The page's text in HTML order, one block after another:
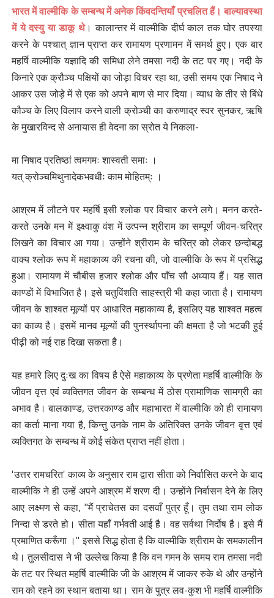
भारत में वाल्मीकि के सम्बन्ध में अनेक किंवदन्तियाँ प्रचलित हैं। बाल्यावस्था
में ये दस्यु या डाकू थे। कालान्तर में वाल्मीकि दीर्घ काल तक घोर तपस्या
करने के पश्चात् ज्ञान प्राप्त कर रामायण प्रणामन में समर्थ हुए। एक बार
महर्षि वाल्मीकि यज्ञादि की समिधा लेने तमसा नदी के तट पर गए। नदी के
किनारे एक क्रौञ्च पक्षियों का जोड़ा विचर रहा था, उसी समय एक निषाद ने
आकर उस जोड़े में से एक को अपने बाण से मार दिया। व्याध के तीर से बिंधे
कौञ्च के लिए विलाप करने वाली क्रोञ्ची का करुणाद्र स्वर सुनकर, ऋषि
के मुखारविन्द से अनायास ही वेदना का स्रोत ये निकला-
मा निषाद प्रतिष्ठां त्वमगमः शास्वती समाः ।
यत् क्रोञ्चमिथुनादेकभवधीः काम मोहितम्ः ।
आश्रम में लौटने पर महर्षि इसी श्लोक पर विचार करने लगे। मनन करते-
करते उनके मन में इक्ष्वाकु वंश में उत्पन्न श्रीराम का सम्पूर्ण जीवन-चरित्र
लिखने का विचार आ गया। उन्होंने श्रीराम के चरित्र को लेकर छन्दोबद्ध
वाक्य श्लोक रूप में महाकाव्य की रचना की, जो वाल्मीकि के रूप में प्रसिद्ध
हुआ। रामायण में चौबीस हजार श्लोक और पाँच सौ अध्याय हैं। यह सात
काण्डों में विभाजित है। इसे चतुविंशति साहस्त्री भी कहा जाता है। रामायण
जीवन के शाश्वत मूल्यों पर आधारित महाकाव्य है, इसलिए यह शाश्वत महत्व
का काव्य है। इसमें मानव मूल्यों की पुनर्स्थापना की क्षमता है जो भटकी हुई
पीढ़ी को नई राह दिखा सकता है।
यह हमारे लिए दुःख का विषय है ऐसे महाकाव्य के प्रणेता महर्षि वाल्मीकि के
जीवन वृत्त एवं व्यक्तिगत जीवन के सम्बन्ध में ठोस प्रामाणिक सामग्री का
अभाव है। बालकाण्ड, उत्तरकाण्ड और महाभारत में वाल्मीकि को ही रामायण
का कर्ता माना गया है, किन्तु उनके नाम के अतिरिक्त उनके जीवन वृत्त एवं
व्यक्तिगत के सम्बन्ध में कोई संकेत प्राप्त नहीं होता।
'उत्तर रामचरित' काव्य के अनुसार राम द्वारा सीता को निर्वासित करने के बाद
वाल्मीकि ने ही उन्हें अपने आश्रम में शरण दी। उन्होंने निर्वासन देने के लिए
आए लक्ष्मण से कहा, "मैं प्राचेतस का दसवाँ पुत्र हूँ। तुम तथा राम लोक
निन्दा से डरते हो। सीता यहाँ गर्भवती आई है। वह सर्वथा निर्दोष है। इसे मैं
प्रमाणित करूँगा ।" इससे सिद्ध होता है कि वाल्मीकि श्रीराम के समकालीन
थे। तुलसीदास ने भी उल्लेख किया है कि वन गमन के समय राम तमसा नदी
के तट पर स्थित महर्षि वाल्मीकि जी के आश्रम में जाकर रुके थे और उन्होंने
राम को रहने का स्थान बताया था। राम के पुत्र लव-कुश भी महर्षि वाल्मीकि